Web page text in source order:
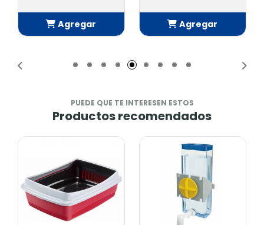
Agregar
Agregar
PUEDE QUE TE INTERESEN ESTOS
Productos recomendados